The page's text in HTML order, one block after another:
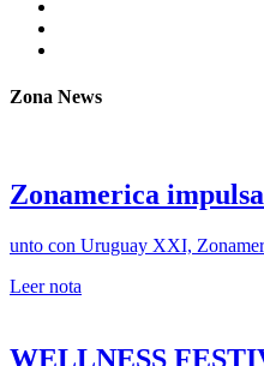
Zona News
Zonamerica
unto con Uruguay XXI,
Leer nota
WELLNESS